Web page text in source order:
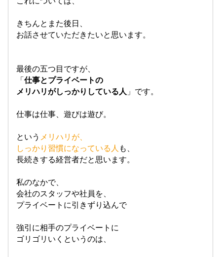
きちんとまた後日、
お話させていただきたいと思います。
最後の五つ目ですが、
「 仕事とプライベートの
メリハリがしっかりしている人 」です。
仕事は仕事、遊びは遊び。
という メリハリが、
しっかり習慣になっている人 も、
長続きする経営者だと思います。
私のなかで、
会社のスタッフや社員を、
プライベートに引きずり込んで
強引に相手のプライベートに
ゴリゴリいくというのは、